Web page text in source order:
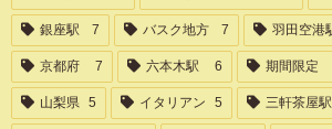
銀座駅 7 バスク地方 7 羽田空港
京都府 7 六本木駅 6 期間限定
山梨県 5 イタリアン 5 三軒茶屋駅